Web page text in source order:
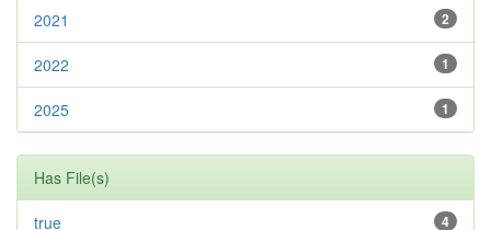
2
2021
1
2022
1
2025
Has File(s)
4
true